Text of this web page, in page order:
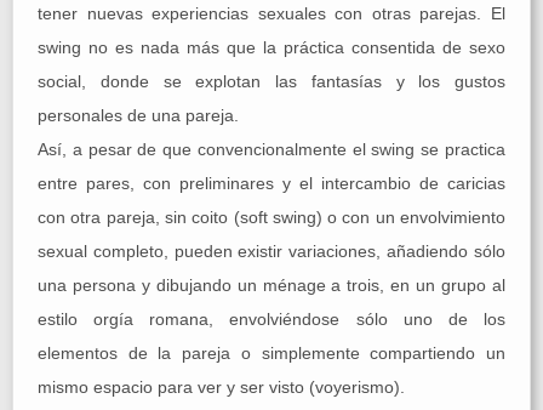
tener nuevas experiencias sexuales con otras parejas. El
swing no es nada más que la práctica consentida de sexo
social, donde se explotan las fantasías y los gustos
personales de una pareja.
Así, a pesar de que convencionalmente el swing se practica
entre pares, con preliminares y el intercambio de caricias
con otra pareja, sin coito (soft swing) o con un envolvimiento
sexual completo, pueden existir variaciones, añadiendo sólo
una persona y dibujando un ménage a trois, en un grupo al
estilo orgía romana, envolviéndose sólo uno de los
elementos de la pareja o simplemente compartiendo un
mismo espacio para ver y ser visto (voyerismo).